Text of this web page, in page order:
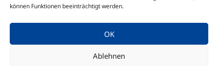
können Funktionen beeinträchtigt werden.
OK
Ablehnen
Datenschutzerklärung
Erstinformationen